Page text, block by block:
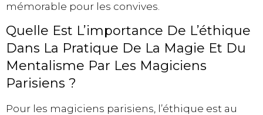
mémorable pour les convives.
Quelle Est L’importance De L’éthique
Dans La Pratique De La Magie Et Du
Mentalisme Par Les Magiciens
Parisiens ?
Pour les magiciens parisiens, l’éthique est au